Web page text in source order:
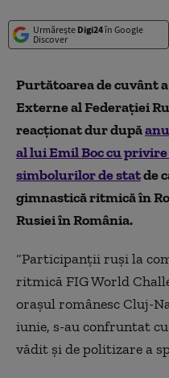
Urmărește Digi24în Google
Discover
Purtătoarea de cuvânt
Externe al Federaţiei
reacţionat dur după
al lui Emil Boc cu
simbolurilor de statde
gimnastică ritmică în
Rusiei în România.
“Participanţii ruşi la
ritmică FIG World
oraşul românesc Cluj-
iunie, s-au confruntat
vădit şi de politizare a